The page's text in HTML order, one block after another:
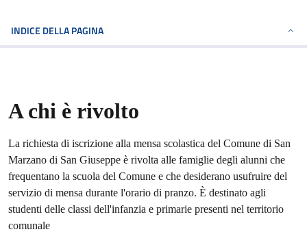
INDICE DELLA PAGINA
A chi è rivolto
La richiesta di iscrizione alla mensa scolastica del Comune di San
Marzano di San Giuseppe è rivolta alle famiglie degli alunni che
frequentano la scuola del Comune e che desiderano usufruire del
servizio di mensa durante l'orario di pranzo. È destinato agli
studenti delle classi dell'infanzia e primarie presenti nel territorio
comunale